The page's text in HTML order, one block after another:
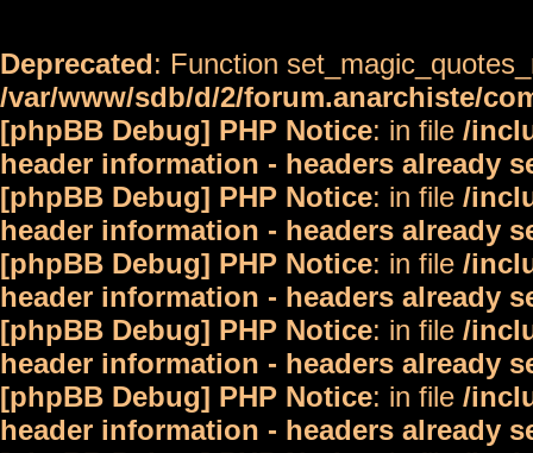
Deprecated: Function
/var/www/sdb/d/2/forum.anarchiste/
[phpBB Debug] PHP Notice: in file /
header information - headers already
[phpBB Debug] PHP Notice: in file /
header information - headers already
[phpBB Debug] PHP Notice: in file /
header information - headers already
[phpBB Debug] PHP Notice: in file /
header information - headers already
[phpBB Debug] PHP Notice: in file /
header information - headers already